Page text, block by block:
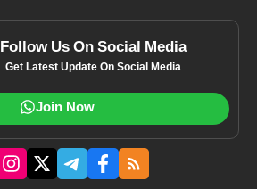
Follow Us On Social Media
Get Latest Update On Social Media
Join Now